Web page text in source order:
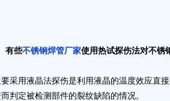
有些不锈钢焊管厂家使用热试探伤法对不锈
用液晶法探伤是利用液晶的温度效应直接
判定被检测部件的裂纹缺陷的情况。